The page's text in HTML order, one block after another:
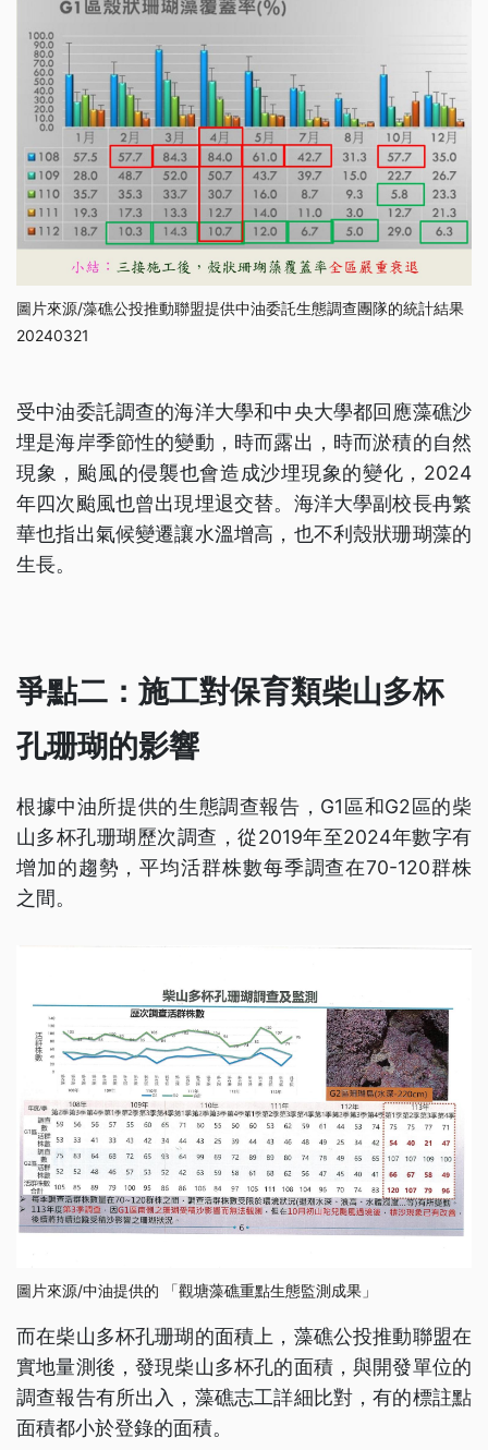
圖片來源/藻礁公投推動聯盟提供中油委託生態調查團隊的統計結果
20240321
受中油委託調查的海洋大學和中央大學都回應藻礁沙
埋是海岸季節性的變動，時而露出，時而淤積的自然
現象，颱風的侵襲也會造成沙埋現象的變化，2024
年四次颱風也曾出現埋退交替。海洋大學副校長冉繁
華也指出氣候變遷讓水溫增高，也不利殼狀珊瑚藻的
生長。
爭點二：施工對保育類柴山多杯
孔珊瑚的影響
根據中油所提供的生態調查報告，G1區和G2區的柴
山多杯孔珊瑚歷次調查，從2019年至2024年數字有
增加的趨勢，平均活群株數每季調查在70-120群株
之間。
圖片來源/中油提供的 「觀塘藻礁重點生態監測成果」
而在柴山多杯孔珊瑚的面積上，藻礁公投推動聯盟在
實地量測後，發現柴山多杯孔的面積，與開發單位的
調查報告有所出入，藻礁志工詳細比對，有的標註點
面積都小於登錄的面積。